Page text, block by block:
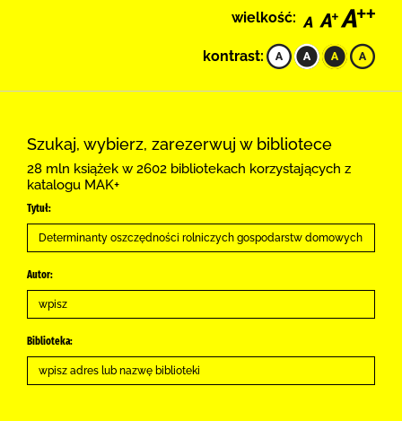
wielkość:
kontrast:
Szukaj, wybierz, zarezerwuj w bibliotece
28 mln książek w 2602 bibliotekach korzystających z
katalogu MAK+
Tytuł:
Autor:
Biblioteka: